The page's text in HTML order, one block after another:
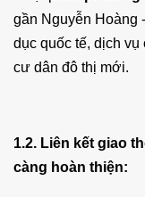
gần Nguyễn
dục quốc tế, dịch
cư dân đô thị mới.
1.2. Liên kết giao
càng hoàn thiện: